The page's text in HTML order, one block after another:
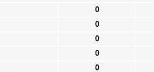
0
0
0
0
0